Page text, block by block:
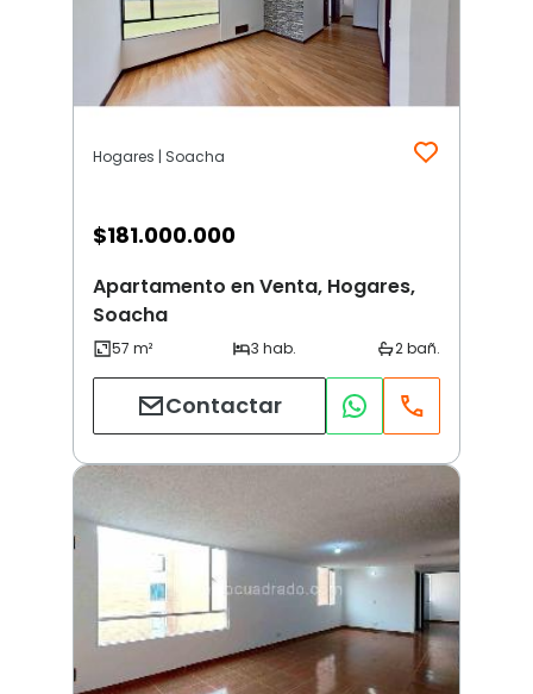
Hogares | Soacha
$181.000.000
Apartamento en Venta, Hogares,
Soacha
Contactar